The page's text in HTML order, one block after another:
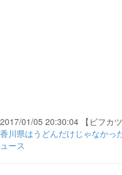
2017/01/05 20:30:04 【ビフカツ
香川県はうどんだけじゃなかっ
ュース